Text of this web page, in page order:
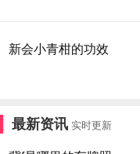
新会小青柑的功效
最新资讯 实时更新